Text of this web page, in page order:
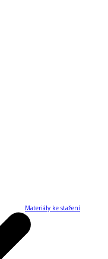
Materiály ke stažení